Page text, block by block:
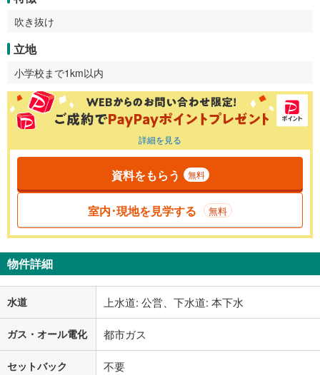
吹き抜け
立地
小学校まで1km以内
詳細を見る
資料をもらう 無料
室内･現地を見学する 無料
物件詳細
水道 上水道: 公営、下水道: 本下水
ガス・オール電化 都市ガス
セットバック 不要